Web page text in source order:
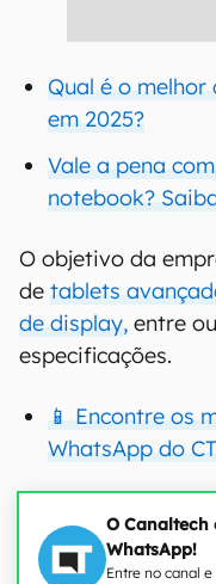
Qual é o
em 2025?
Vale a pena
notebook?
O objetivo da
de tablets
de display, entre
especificações.
📱 Encontre os
WhatsApp do
O Canaltech
WhatsApp!
Entre no canal